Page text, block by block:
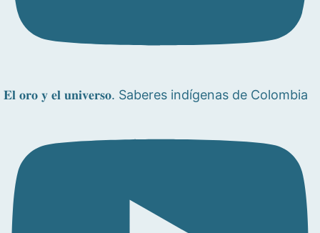
𝐄𝐥 𝐨𝐫𝐨 𝐲 𝐞𝐥 𝐮𝐧𝐢𝐯𝐞𝐫𝐬𝐨. Saberes indígenas de Colombia